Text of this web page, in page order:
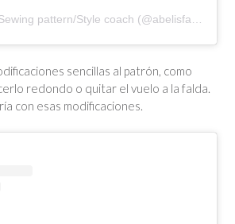
sencillas al patrón, como
redondo o quitar el vuelo a la falda.
con esas modificaciones.